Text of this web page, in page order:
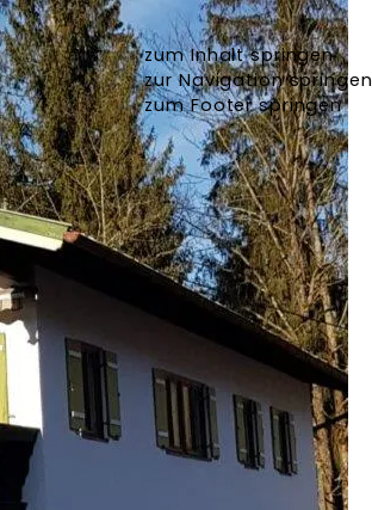
zum Inhalt springen
zur Navigation springen
zum Footer springen